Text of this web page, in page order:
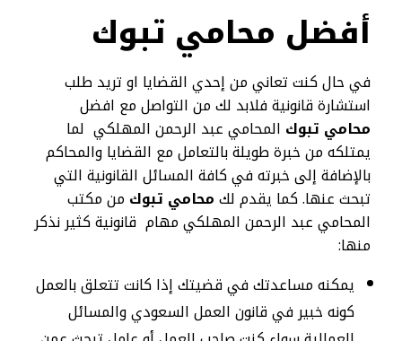
أفضل محامي تبوك
في حال كنت تعاني من إحدي القضايا او تريد طلب
استشارة قانونية فلابد لك من التواصل مع افضل
محامي تبوك المحامي عبد الرحمن المهلكي لما
يمتلكه من خبرة طويلة بالتعامل مع القضايا والمحاكم
بالإضافة إلى خبرته في كافة المسائل القانونية التي
تبحث عنها. كما يقدم لكمحامي تبوك من مكتب
المحامي عبد الرحمن المهلكي مهام قانونية كثير نذكر
منها:
يمكنه مساعدتك في قضيتك إذا كانت تتعلق بالعمل
كونه خبير في قانون العمل السعودي والمسائل